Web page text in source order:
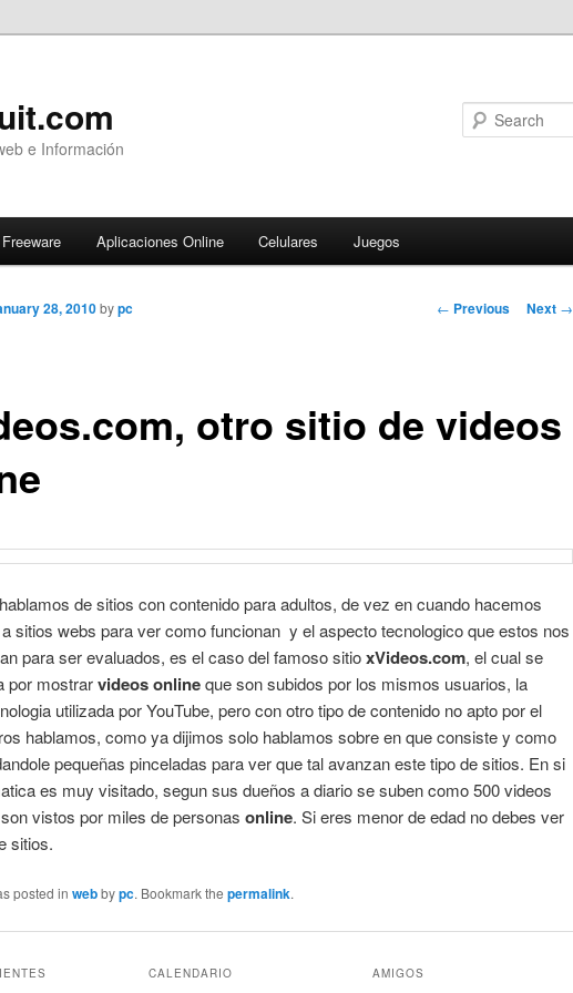
e Información
Freeware Aplicaciones Online Celulares Juegos
Post
← Previous Next →
otro sitio de videos
28, 2010 bypc
de sitios con contenido para adultos, de vez en cuando hacemos
sitios webs para ver como funcionan y el aspecto tecnologico que estos nos
para ser evaluados, es el caso del famoso sitioxVideos.com, el cual se
por mostrarvideos onlineque son subidos por los mismos usuarios, la
utilizada por YouTube, pero con otro tipo de contenido no apto por el
hablamos, como ya dijimos solo hablamos sobre en que consiste y como
pequeñas pinceladas para ver que tal avanzan este tipo de sitios. En si
es muy visitado, segun sus dueños a diario se suben como 500 videos
vistos por miles de personasonline. Si eres menor de edad no debes ver
sitios.
posted inwebbypc. Bookmark thepermalink.
CALENDARIO AMIGOS